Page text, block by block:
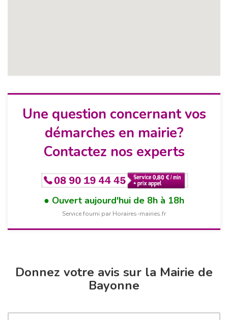
Une question concernant vos
démarches en mairie?
Contactez nos experts
Ouvert aujourd'hui de 8h à 18h
Service fourni par Horaires-mairies.fr
Donnez votre avis sur la Mairie de
Bayonne